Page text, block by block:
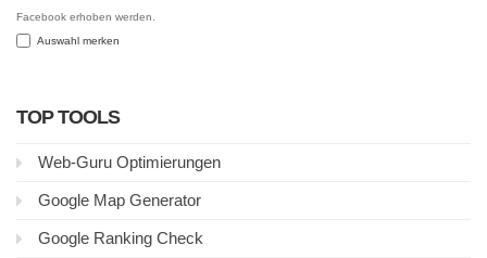
Facebook erhoben werden.
Auswahl merken
TOP TOOLS
Web-Guru Optimierungen
Google Map Generator
Google Ranking Check